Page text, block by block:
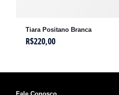
Tiara Positano Branca
R$220,00